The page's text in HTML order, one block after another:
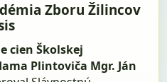
Zboru Žilincov
cien Školskej
Plintoviča Mgr. Ján